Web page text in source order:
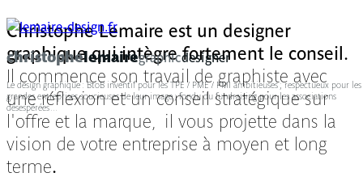
christophelemairegraphicdesigner
Le design graphique : BtoB inventif pour les TPE / PME / PMI ambitieuses ; respectueux pour les
grandes entreprises soucieuses de leur image ; fondu du fundraising pour les associations
désespérées…
Christophe Lemaire est un designer
graphique qui intègre fortement le conseil.
Il commence son travail de graphiste avec
une réflexion et un conseil stratégique sur
l'offre et la marque,
il vous projette dans la
vision de votre entreprise à moyen et long
terme.